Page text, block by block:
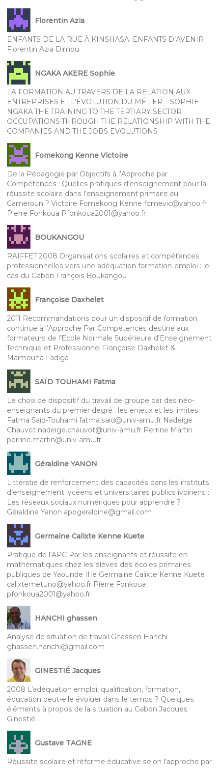
Florentin Azia
ENFANTS DE LA RUE À KINSHASA. ENFANTS D’AVENIR
Florentin Azia Dimbu
NGAKA AKERE Sophie
LA FORMATION AU TRAVERS DE LA RELATION AUX
ENTREPRISES ET L’ÉVOLUTION DU MÉTIER – SOPHIE
NGAKA THE TRAINING TO THE TERTIARY SECTOR
OCCUPATIONS THROUGH THE RELATIONSHIP WITH THE
COMPANIES AND THE JOBS EVOLUTIONS
Fomekong Kenne Victoire
De la Pédagogie par Objectifs à l’Approche par
Compétences : Quelles pratiques d’enseignement pour la
réussite scolaire dans l’enseignement primaire au
Cameroun ? Victoire Fomekong Kenne fomevic@yahoo.fr
Pierre Fonkoua Pfonkoua2001@yahoo.fr
BOUKANGOU
RAIFFET 2008 Organisations scolaires et compétences
professionnelles vers une adéquation formation-emploi : le
cas du Gabon François Boukangou
Françoise Daxhelet
2011 Recommandations pour un dispositif de formation
continue à l’Approche Par Compétences destiné aux
formateurs de l’Ecole Normale Supérieure d’Enseignement
Technique et Professionnel Françoise Daxhelet &
Maïmouna Fadiga
SAÏD TOUHAMI Fatma
Le choix de dispositif du travail de groupe par des néo-
enseignants du premier degré : les enjeux et les limites
Fatma Saïd-Touhami fatma.said@univ-amu.fr Nadeige
Chauvot nadeige.chauvot@univ-amu.fr Perrine Martin
perrine.martin@univ-amu.fr
Géraldine YANON
Littératie de renforcement des capacités dans les instituts
d’enseignement lycéens et universitaires publics ivoiriens :
Les réseaux sociaux numériques pour apprendre ?
Géraldine Yanon apogeraldine@gmail.com
Germaine Calixte Kenne Kuete
Pratique de l’APC Par les enseignants et réussite en
mathématiques chez les élèves des écoles primaires
publiques de Yaounde IIIe Germaine Calixte Kenne Kuete
calixtemetuno@yahoo.fr Pierre Fonkoua
pfonkoua2001@yahoo.fr
HANCHI ghassen
Analyse de situation de travail Ghassen Hanchi
ghassen.hanchi@gmail.com
GINESTIÉ Jacques
2008 L’adéquation emploi, qualification, formation,
éducation peut-elle évoluer dans le temps ? Quelques
éléments à propos de la situation au Gabon Jacques
Ginestié
Gustave TAGNE
Réussite scolaire et réforme éducative selon l’approche par